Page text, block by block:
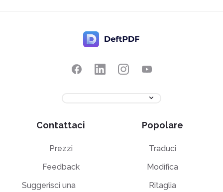
Contattaci
Prezzi
Feedback
Suggerisci una
Popolare
Traduci
Modifica
Ritaglia